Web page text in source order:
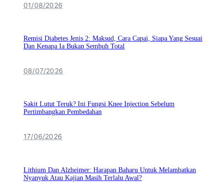
01/08/2026
Remisi Diabetes Jenis 2: Maksud, Cara Capai, Siapa Yang Sesuai
Dan Kenapa Ia Bukan Sembuh Total
08/07/2026
Sakit Lutut Teruk? Ini Fungsi Knee Injection Sebelum
Pertimbangkan Pembedahan
17/06/2026
Lithium Dan Alzheimer: Harapan Baharu Untuk Melambatkan
Nyanyuk Atau Kajian Masih Terlalu Awal?